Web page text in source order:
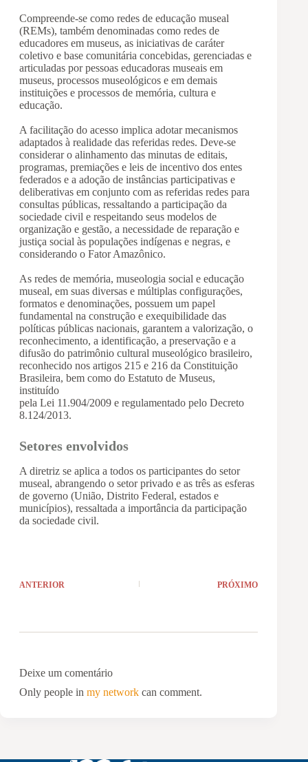
Compreende-se como redes de educação museal
(REMs), também denominadas como redes de
educadores em museus, as iniciativas de caráter
coletivo e base comunitária concebidas, gerenciadas e
articuladas por pessoas educadoras museais em
museus, processos museológicos e em demais
instituições e processos de memória, cultura e
educação.
A facilitação do acesso implica adotar mecanismos
adaptados à realidade das referidas redes. Deve-se
considerar o alinhamento das minutas de editais,
programas, premiações e leis de incentivo dos entes
federados e a adoção de instâncias participativas e
deliberativas em conjunto com as referidas redes para
consultas públicas, ressaltando a participação da
sociedade civil e respeitando seus modelos de
organização e gestão, a necessidade de reparação e
justiça social às populações indígenas e negras, e
considerando o Fator Amazônico.
As redes de memória, museologia social e educação
museal, em suas diversas e múltiplas configurações,
formatos e denominações, possuem um papel
fundamental na construção e exequibilidade das
políticas públicas nacionais, garantem a valorização, o
reconhecimento, a identificação, a preservação e a
difusão do patrimônio cultural museológico brasileiro,
reconhecido nos artigos 215 e 216 da Constituição
Brasileira, bem como do Estatuto de Museus,
instituído
pela Lei 11.904/2009 e regulamentado pelo Decreto
8.124/2013.
Setores envolvidos
A diretriz se aplica a todos os participantes do setor
museal, abrangendo o setor privado e as três as esferas
de governo (União, Distrito Federal, estados e
municípios), ressaltada a importância da participação
da sociedade civil.
ANTERIOR PRÓXIMO
Deixe um comentário
Only people inmy network can comment.